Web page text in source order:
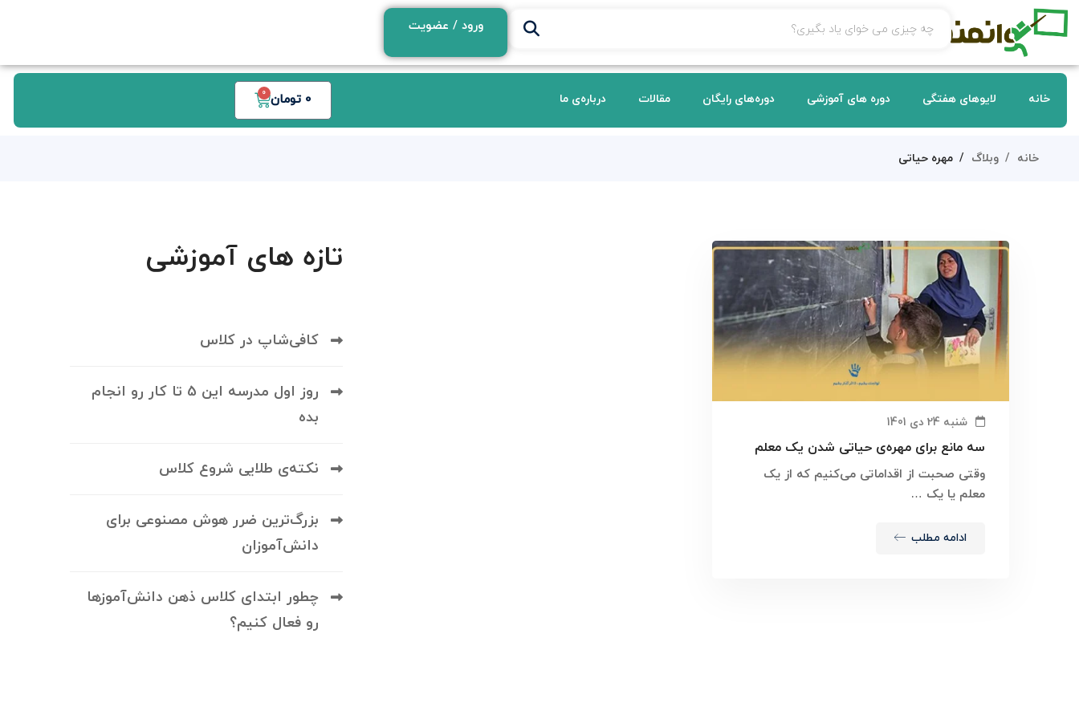
ورود / عضویت
خانه لایوهای هفتگی دوره های آموزشی دوره‌های رایگان مقالات درباره‌ی ما 0 تومان 0
خانه وبلاگ مهره حیاتی
شنبه 24 دی 1401
سه مانع برای مهره‌ی حیاتی شدن یک معلم
وقتی صحبت از اقداماتی می‌کنیم که از یک
معلم یا یک …
ادامه مطلب
تازه های آموزشی
کافی‌شاپ در کلاس
روز اول مدرسه این 5 تا کار رو انجام
بده
نکته‌ی طلایی شروع کلاس
بزرگ‌ترین ضرر هوش مصنوعی برای
دانش‌آموزان
چطور ابتدای کلاس ذهن دانش‌آموزها
رو فعال کنیم؟